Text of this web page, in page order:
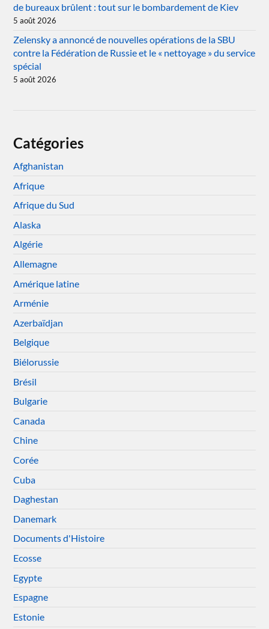
de bureaux brûlent : tout sur le bombardement de Kiev
5 août 2026
Zelensky a annoncé de nouvelles opérations de la SBU
contre la Fédération de Russie et le « nettoyage » du service
spécial
5 août 2026
Catégories
Afghanistan
Afrique
Afrique du Sud
Alaska
Algérie
Allemagne
Amérique latine
Arménie
Azerbaïdjan
Belgique
Biélorussie
Brésil
Bulgarie
Canada
Chine
Corée
Cuba
Daghestan
Danemark
Documents d'Histoire
Ecosse
Egypte
Espagne
Estonie